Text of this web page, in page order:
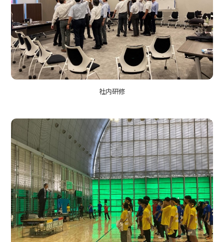
社内研修